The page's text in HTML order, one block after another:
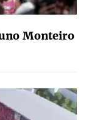
Monteiro